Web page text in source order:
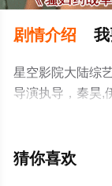
剧情介绍
星空影院大陆综
导演执导，秦昊,
等明星精彩演绎
移步至豆瓣综艺
猜你喜欢